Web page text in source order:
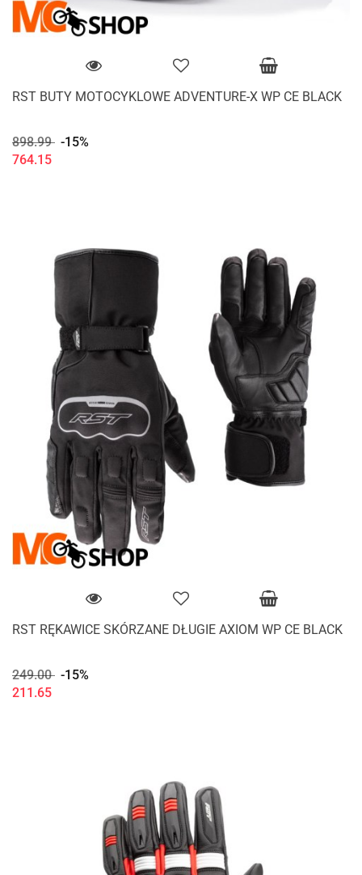
RST BUTY MOTOCYKLOWE ADVENTURE-X WP CE BLACK
898.99 -15%
764.15
RST RĘKAWICE SKÓRZANE DŁUGIE AXIOM WP CE BLACK
249.00 -15%
211.65